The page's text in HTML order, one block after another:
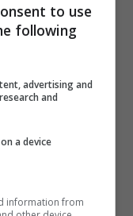
tv:
to use
following
advertising and
and
a device
information from